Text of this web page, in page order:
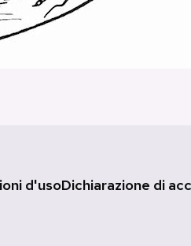
d'usoDichiarazione di